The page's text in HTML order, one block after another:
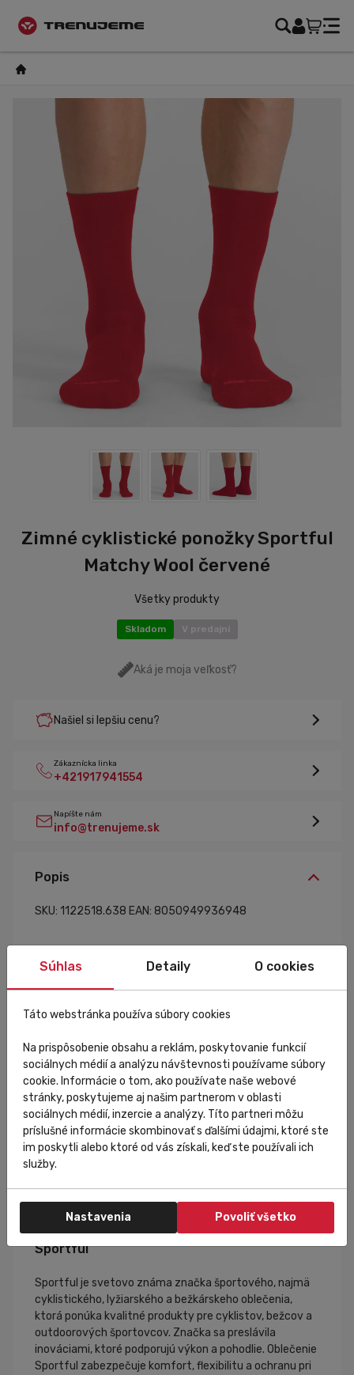
Zimné cyklistické ponožky Sportful
Matchy Wool červené
Všetky produkty
Skladom V predajni
Aká je moja veľkosť?
Našiel si lepšiu cenu?
Zákaznícka linka
+421917941554
Napíšte nám
info@trenujeme.sk
Popis
SKU: 1122518.638 EAN: 8050949936948
Špecifikácia
Veľkostná tabuľka
Sportful
Sportful je svetovo známa značka športového, najmä
cyklistického, lyžiarského a bežkárskeho oblečenia,
ktorá ponúka kvalitné produkty pre cyklistov, bežcov a
outdoorových športovcov. Značka sa preslávila
inováciami, ktoré podporujú výkon a pohodlie. Oblečenie
Sportful zabezpečuje komfort, flexibilitu a ochranu pri
Súhlas Detaily O cookies
Táto webstránka používa súbory cookies
Na prispôsobenie obsahu a reklám, poskytovanie funkcií
sociálnych médií a analýzu návštevnosti používame súbory
cookie. Informácie o tom, ako používate naše webové
stránky, poskytujeme aj našim partnerom v oblasti
sociálnych médií, inzercie a analýzy. Títo partneri môžu
príslušné informácie skombinovať s ďalšími údajmi, ktoré ste
im poskytli alebo ktoré od vás získali, keď ste používali ich
služby.
Nastavenia Povoliť všetko